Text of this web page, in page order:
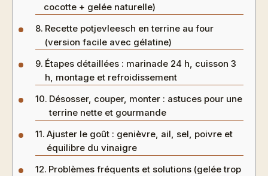
cocotte + gelée naturelle)
Recette potjevleesch en terrine au four
(version facile avec gélatine)
Étapes détaillées : marinade 24 h, cuisson 3
h, montage et refroidissement
Désosser, couper, monter : astuces pour une
terrine nette et gourmande
Ajuster le goût : genièvre, ail, sel, poivre et
équilibre du vinaigre
Problèmes fréquents et solutions (gelée trop